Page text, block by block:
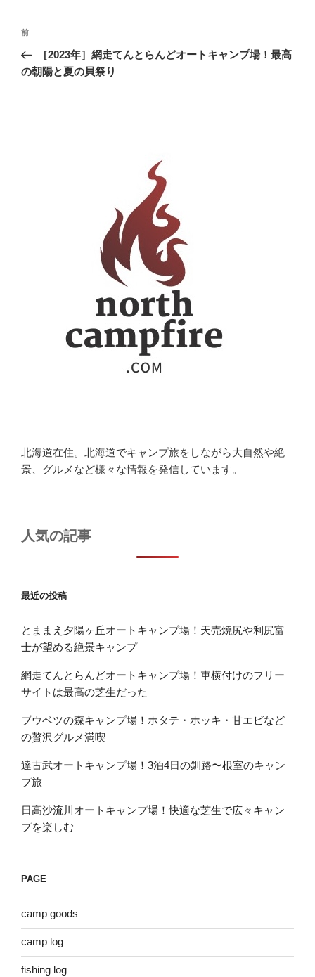
投
ナ
前
の
投
前
［2023年］網走てんとらんどオートキャンプ場！最高
の朝陽と夏の貝祭り
北海道在住。北海道でキャンプ旅をしながら大自然や絶
景、グルメなど様々な情報を発信しています。
人気の記事
最近の投稿
とままえ夕陽ヶ丘オートキャンプ場！天売焼尻や利尻富
士が望める絶景キャンプ
網走てんとらんどオートキャンプ場！車横付けのフリー
サイトは最高の芝生だった
ブウベツの森キャンプ場！ホタテ・ホッキ・甘エビなど
の贅沢グルメ満喫
達古武オートキャンプ場！3泊4日の釧路〜根室のキャン
プ旅
日高沙流川オートキャンプ場！快適な芝生で広々キャン
プを楽しむ
PAGE
camp goods
camp log
fishing log